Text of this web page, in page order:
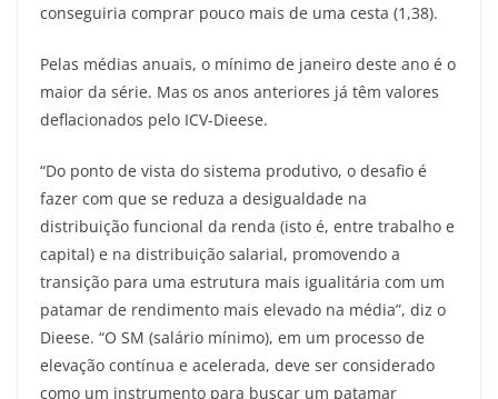
conseguiria comprar pouco mais de uma cesta (1,38).
Pelas médias anuais, o mínimo de janeiro deste ano é o
maior da série. Mas os anos anteriores já têm valores
deflacionados pelo ICV-Dieese.
“Do ponto de vista do sistema produtivo, o desafio é
fazer com que se reduza a desigualdade na
distribuição funcional da renda (isto é, entre trabalho e
capital) e na distribuição salarial, promovendo a
transição para uma estrutura mais igualitária com um
patamar de rendimento mais elevado na média”, diz o
Dieese. “O SM (salário mínimo), em um processo de
elevação contínua e acelerada, deve ser considerado
como um instrumento para buscar um patamar